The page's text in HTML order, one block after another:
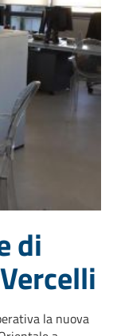
di
la nuova